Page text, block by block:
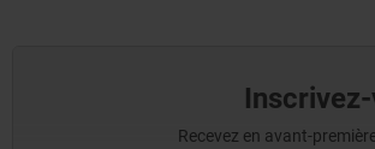
Recevez en avant-